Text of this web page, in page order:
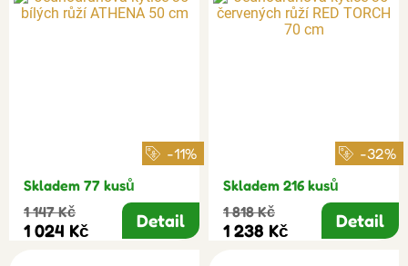
-11%
Skladem 77 kusů
1 147 Kč
1 024 Kč Detail
-32%
Skladem 216 kusů
1 818 Kč
1 238 Kč Detail